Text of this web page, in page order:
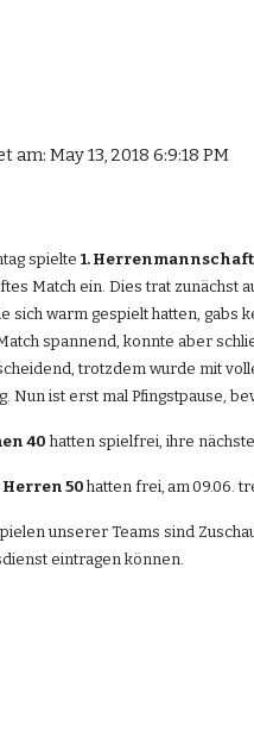
am: May 13, 2018 6:9:18 PM
spielte 1. Herrenmannschaft
Match ein. Dies trat zunächst
sich warm gespielt hatten, gabs
spannend, konnte aber
trotzdem wurde mit
Nun ist erst mal Pfingstpause,
40 hatten spielfrei, ihre
Herren 50 hatten frei, am09.06.
unserer Teams sind
eintragen können.